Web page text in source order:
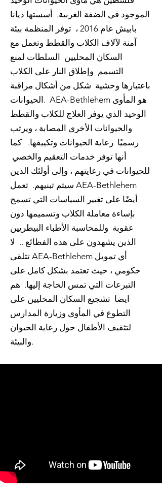
الموجود في الضفة الغربية. أسستها ديانا
بابيش عام 2016 ، توفر المنظمة بيئة
آمنة لآلاف الكلاب والقطط وتعمل مع
السكان المحليين السلطات لمنع
التسمم وإطلاق النار على الكلاب
باعتبارها وحشية شكل من أشكال مراقبة
الحيوانات. AEA-Bethlehem هو المأوى
الوحيد الذي يوفر العلاج للكلاب والقطط
والحيوانات الأخرى المصابة ، ويرتب
رسميًا رعاية الحيوانات وتكييفها. كما
أنها توفر خدمات التعقيم والخصي
للحيوانات في رعايتهم ، وإلى أولئك الذين
سيتم تبنيهم. تعمل AEA-Bethlehem
أيضًا على تغيير السياسات التي تسمح
بإساءة معاملة الكلاب وتسميمها دون
عقوبة وللمحاسبة الأطباء البيطريين
الذين يشهدون على هذه الفظائع .. لا
تتلقى AEA-Bethlehem أي تمويل
حكومي ، حيث تعتمد بشكل كامل على
التبرعات التي تمس الحاجة إليها. هم
ايضا تشجيع السكان المحليين على
التطوع في المأوى وزيارة المدارس
لتثقيف الأطفال حول رعاية الحيوان
والبيئة.